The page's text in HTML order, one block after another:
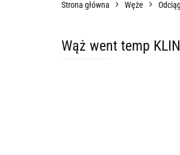
Strona główna Węże
Wąż went temp